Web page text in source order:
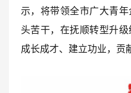
示，将带领全市广大青
头苦干，在抚顺转型升
成长成才、建立功业，贡